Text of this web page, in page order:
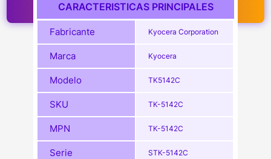
CARACTERISTICAS PRINCIPALES
Fabricante Kyocera Corporation
Marca Kyocera
Modelo TK5142C
SKU TK-5142C
MPN TK-5142C
Serie STK-5142C